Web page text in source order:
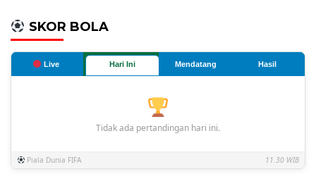
SKOR BOLA
Live Hari Ini Mendatang Hasil
Tidak ada pertandingan hari ini.
Piala Dunia FIFA 11.30 WIB